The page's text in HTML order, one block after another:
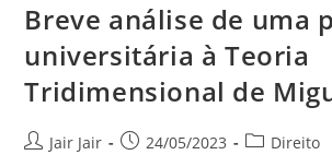
Breve análise de uma
universitária à Teoria
Tridimensional de
Jair Jair 24/05/2023 Direito